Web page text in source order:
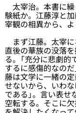
太宰治。本書に
験紙か。江藤淳と
宰観の相異から、
まず江藤。太宰に
直後の華族の没落
る。「充分に悲劇
するに感傷的なの
藤は文学に一緒の
せないから、いわ
である」。言い表
空転する。そこに